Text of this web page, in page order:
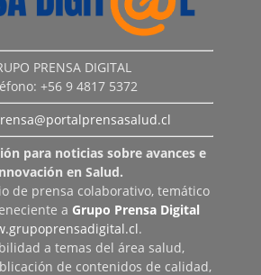
PRENSA DIGITAL
+56 9 4817 5372
para noticias sobre avances e
en Salud.
de prensa colaborativo, temático
a Grupo Prensa Digital
.
a temas del área salud,
de contenidos de calidad,